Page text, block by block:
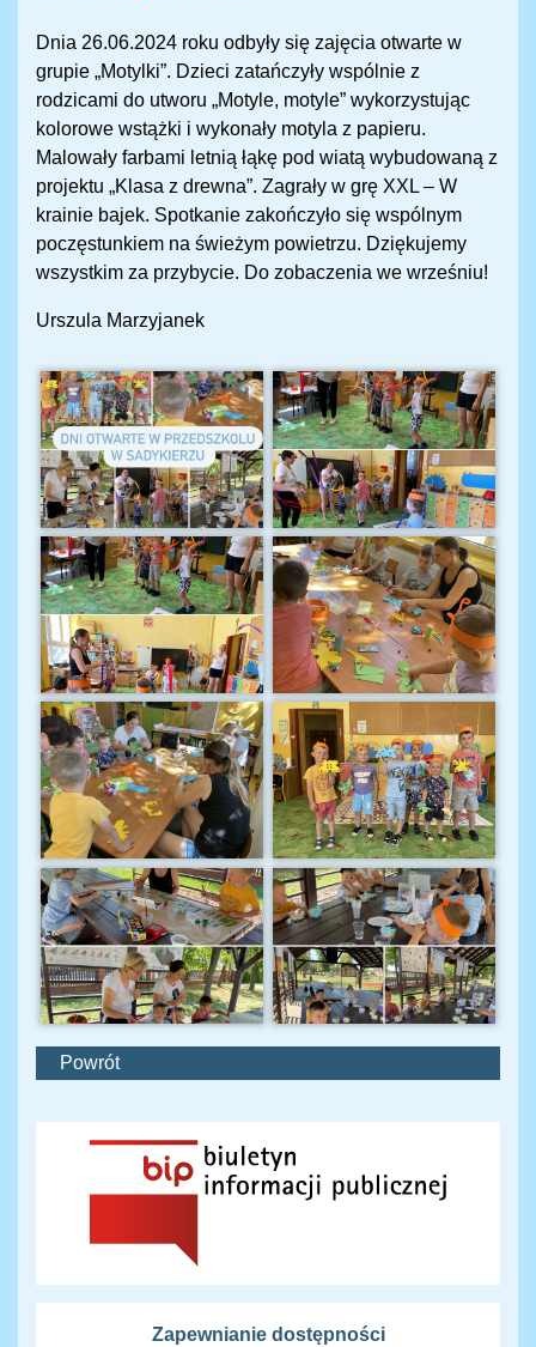
Dnia 26.06.2024 roku odbyły się zajęcia otwarte w
grupie „Motylki”. Dzieci zatańczyły wspólnie z
rodzicami do utworu „Motyle, motyle” wykorzystując
kolorowe wstążki i wykonały motyla z papieru.
Malowały farbami letnią łąkę pod wiatą wybudowaną z
projektu „Klasa z drewna”. Zagrały w grę XXL – W
krainie bajek. Spotkanie zakończyło się wspólnym
poczęstunkiem na świeżym powietrzu. Dziękujemy
wszystkim za przybycie. Do zobaczenia we wrześniu!
Urszula Marzyjanek
Powrót
Zapewnianie dostępności